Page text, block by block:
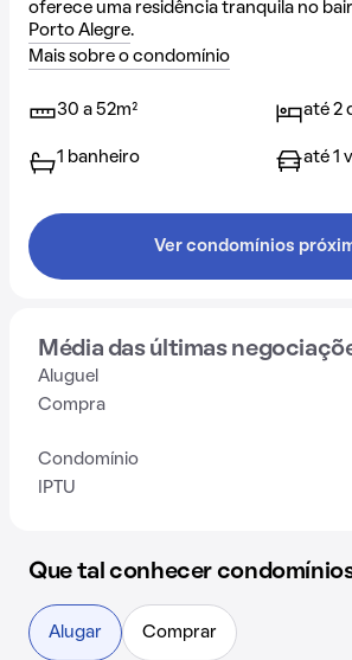
oferece uma residência tranquila no
Porto Alegre.
Mais sobre o condomínio
30 a 52m² até 2
1 banheiro até 1
Ver condomínios
Média das últimas
Aluguel
Compra
Condomínio
IPTU
Que tal conhecer
Alugar Comprar